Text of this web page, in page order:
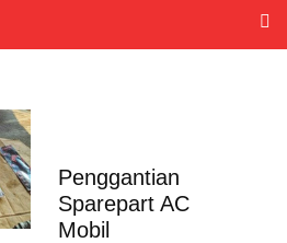
Penggantian
Sparepart AC
Mobil